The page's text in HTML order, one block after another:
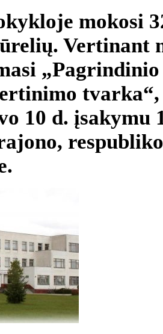
mokosi
Vertinant
10 d.